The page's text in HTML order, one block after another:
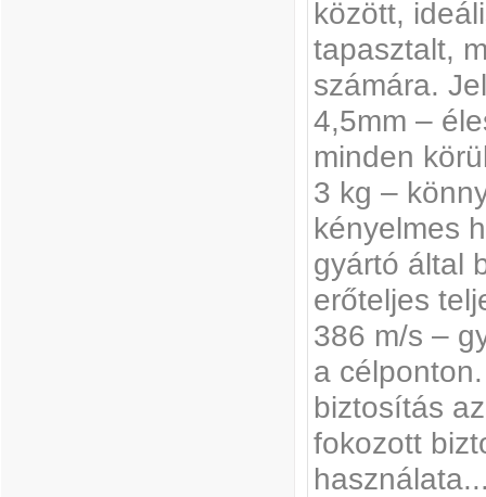
között,
tapasztalt,
számára.
4,5mm –
minden
3 kg –
kényelmes
gyártó által
erőteljes
386 m/s –
a
biztosítás
fokozott